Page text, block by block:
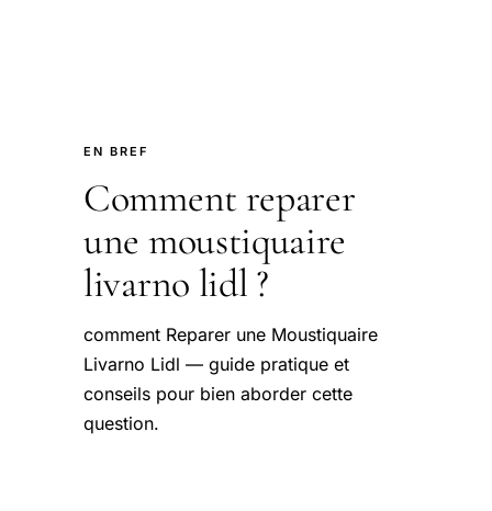
EN BREF
Comment reparer
une moustiquaire
livarno lidl ?
comment Reparer une Moustiquaire
Livarno Lidl — guide pratique et
conseils pour bien aborder cette
question.